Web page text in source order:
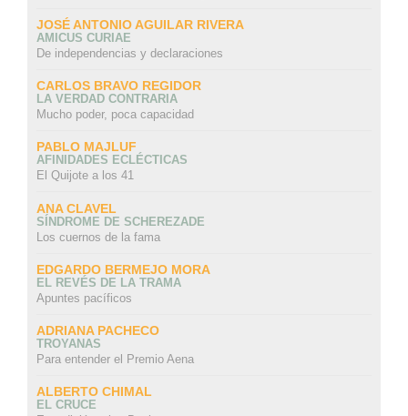
JOSÉ ANTONIO AGUILAR RIVERA
AMICUS CURIAE
De independencias y declaraciones
CARLOS BRAVO REGIDOR
LA VERDAD CONTRARIA
Mucho poder, poca capacidad
PABLO MAJLUF
AFINIDADES ECLÉCTICAS
El Quijote a los 41
ANA CLAVEL
SÍNDROME DE SCHEREZADE
Los cuernos de la fama
EDGARDO BERMEJO MORA
EL REVÉS DE LA TRAMA
Apuntes pacíficos
ADRIANA PACHECO
TROYANAS
Para entender el Premio Aena
ALBERTO CHIMAL
EL CRUCE